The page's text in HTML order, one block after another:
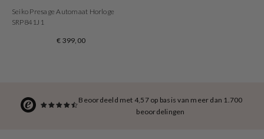
Beoordeeld met 4,57 op basis van meer dan 1.700
beoordelingen
Seiko Presage Automaat Horloge
SRP841J1
€ 399,00